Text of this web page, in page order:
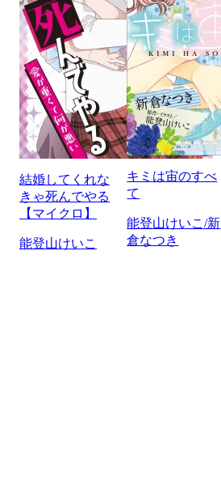
結婚してくれな
きゃ死んでやる
【マイクロ】
能登山けいこ
キミは宙のすべ
て
能登山けいこ/新
倉なつき